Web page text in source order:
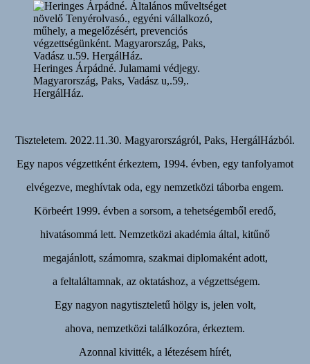
Heringes Árpádné. Julamami védjegy.
Magyarország, Paks, Vadász u,.59,.
HergálHáz.
Tiszteletem. 2022.11.30. Magyarországról, Paks, HergálHázból.
Egy napos végzettként érkeztem, 1994. évben, egy tanfolyamot
elvégezve, meghívtak oda, egy nemzetközi táborba engem.
Körbeért 1999. évben a sorsom, a tehetségemből eredő,
hivatásommá lett. Nemzetközi akadémia által, kitűnő
megajánlott, számomra, szakmai diplomaként adott,
a feltaláltamnak, az oktatáshoz, a végzettségem.
Egy nagyon nagytiszteletű hölgy is, jelen volt,
ahova, nemzetközi találkozóra, érkeztem.
Azonnal kivitték, a létezésem hírét,